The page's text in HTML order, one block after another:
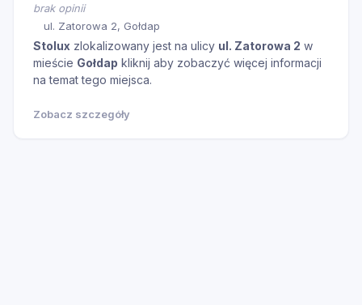
brak opinii
ul. Zatorowa 2, Gołdap
Stolux zlokalizowany jest na ulicy ul. Zatorowa 2 w
mieście Gołdap kliknij aby zobaczyć więcej informacji
na temat tego miejsca.
Zobacz szczegóły